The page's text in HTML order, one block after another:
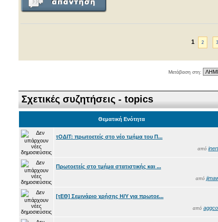
1 2
Μετάβαση στη:
Σχετικές συζητήσεις - topics
Θεματική Ενότητα
τΟΔΙΤ: πρωτοετείς στο νέο τμήμα του Π...
από
Πρωτοετείς στο τμήμα στατιστικής και ...
από
[τΕΘ] Σεμινάριο χρήσης Η/Υ για πρωτοε...
από